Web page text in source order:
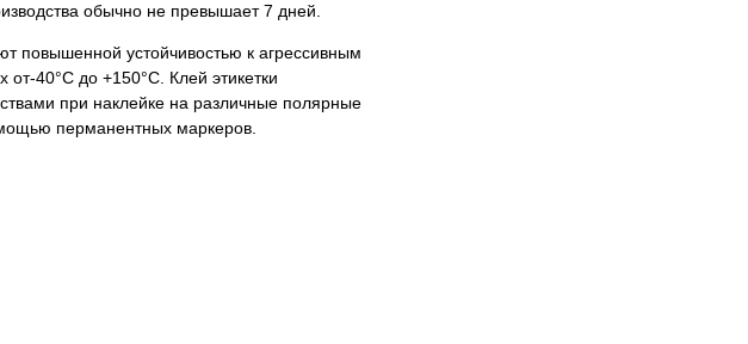
обычно не превышает 7 дней.
повышенной устойчивостью к агрессивным
40°С до +150°С. Клей этикетки
при наклейке на различные полярные
перманентных маркеров.